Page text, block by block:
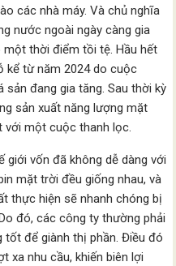
các nhà máy. Và chủ nghĩa
nước ngoài ngày càng gia
một thời điểm tồi tệ. Hầu hết
kể từ năm 2024 do cuộc
sản đang gia tăng. Sau thời kỳ
sản xuất năng lượng mặt
với một cuộc thanh lọc.
giới vốn đã không dễ dàng với
mặt trời đều giống nhau, và
thực hiện sẽ nhanh chóng bị
đó, các công ty thường phải
tốt để giành thị phần. Điều đó
xa nhu cầu, khiến biên lợi